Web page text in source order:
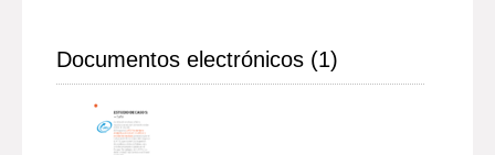
Documentos electrónicos (1)